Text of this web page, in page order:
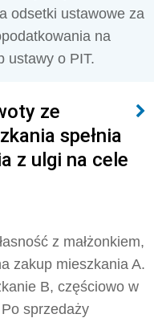
odsetki ustawowe za
na
ustawy o PIT.
ze
spełnia
z ulgi na cele
z małżonkiem,
zakup mieszkania A.
B, częściowo w
sprzedaży